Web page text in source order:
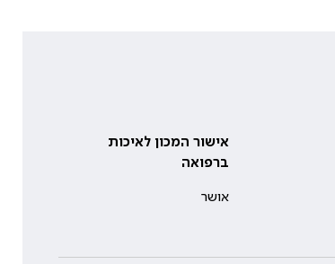
אישור המכון לאיכות
ברפואה
אושר